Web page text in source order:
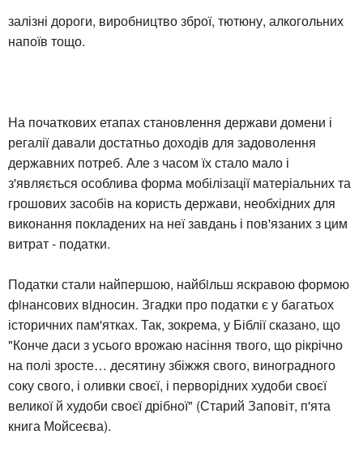
залізні дороги, виробництво зброї, тютюну, алкогольних
напоїв тощо.
На початкових етапах становлення держави домени і
регалії давали достатньо доходів для задоволення
державних потреб. Але з часом їх стало мало і
з'являється особлива форма мобілізації матеріальних та
грошових засобів на користь держави, необхідних для
виконання покладених на неї завдань і пов'язаних з цим
витрат - податки.
Податки стали найпершою, найбiльш яскравою формою
фiнансових вiдносин. Згадки про податки є у багатьох
історичних пам'ятках. Так, зокрема, у Біблії сказано, що
"Конче даси з усього врожаю насіння твого, що рікрічно
на полі зросте… десятину збіжжя свого, виноградного
соку свого, і оливки своєї, і перворідних худоби своєї
великої й худоби своєї дрібної" (Старий Заповіт, п'ята
книга Мойсеєва).